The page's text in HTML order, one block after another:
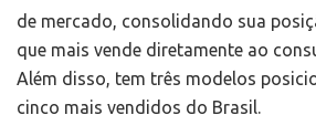
de mercado, consolidando sua
que mais vende diretamente ao
Além disso, tem três modelos
cinco mais vendidos do Brasil.